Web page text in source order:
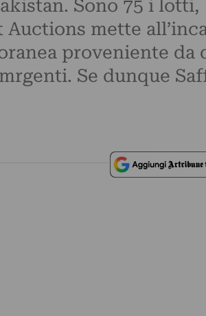
Sono 75 i lotti,
mette
proveniente da
Se dunque